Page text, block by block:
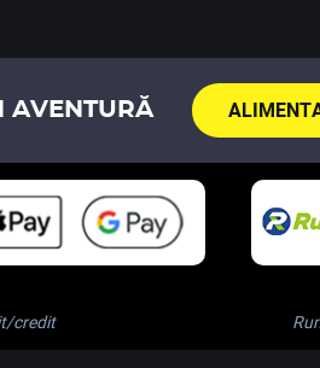
AVENTURĂ
credit